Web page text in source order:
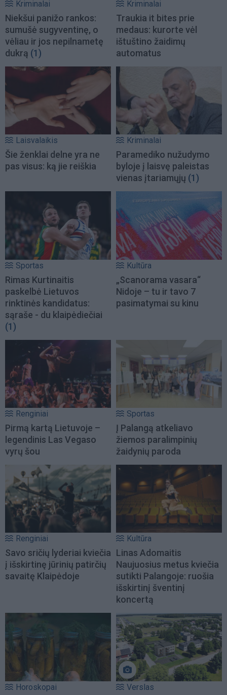
Kriminalai
Niekšui panižo rankos:
sumušė sugyventinę, o
vėliau ir jos nepilnametę
dukrą (1)
Kriminalai
Traukia it bites prie
medaus: kurorte vėl
ištuštino žaidimų
automatus
Laisvalaikis
Šie ženklai delne yra ne
pas visus: ką jie reiškia
Kriminalai
Paramediko nužudymo
byloje į laisvę paleistas
vienas įtariamųjų (1)
Sportas
Rimas Kurtinaitis
paskelbė Lietuvos
rinktinės kandidatus:
sąraše - du klaipėdiečiai
(1)
Kultūra
„Scanorama vasara“
Nidoje – tu ir tavo 7
pasimatymai su kinu
Renginiai
Pirmą kartą Lietuvoje –
legendinis Las Vegaso
vyrų šou
Sportas
Į Palangą atkeliavo
žiemos paralimpinių
žaidynių paroda
Renginiai
Savo sričių lyderiai kviečia
į išskirtinę jūrinių patirčių
savaitę Klaipėdoje
Kultūra
Linas Adomaitis
Naujuosius metus kviečia
sutikti Palangoje: ruošia
išskirtinį šventinį
koncertą
Horoskopai Verslas